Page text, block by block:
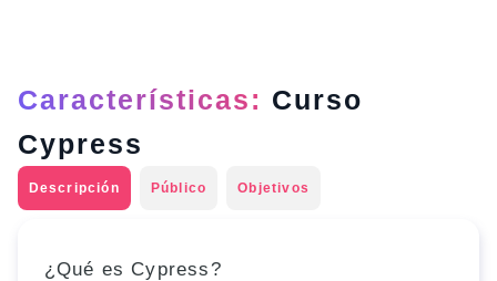
Características: Curso
Cypress
Descripción Público Objetivos
¿Qué es Cypress?